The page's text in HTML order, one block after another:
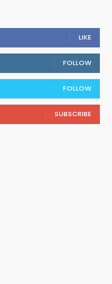
LIKE
FOLLOW
FOLLOW
SUBSCRIBE